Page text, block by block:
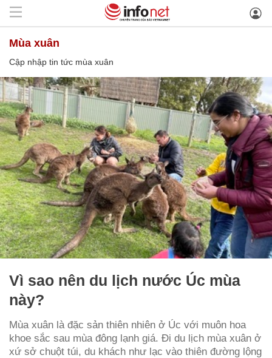
mùa xuân
Cập nhập tin tức mùa xuân
Vì sao nên du lịch nước Úc mùa
này?
Mùa xuân là đặc sản thiên nhiên ở Úc với muôn hoa
khoe sắc sau mùa đông lạnh giá. Đi du lịch mùa xuân ở
xứ sở chuột túi, du khách như lạc vào thiên đường lộng